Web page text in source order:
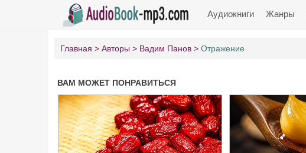
Аудиокниги Жанры
Главная Авторы Вадим Панов Отражение